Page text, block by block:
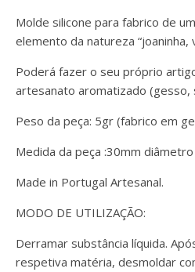
Molde silicone para fabrico de
elemento da natureza “joaninha,
Poderá fazer o seu próprio
artesanato aromatizado (gesso,
Peso da peça: 5gr (fabrico em
Medida da peça :30mm diâmetro
Made in Portugal Artesanal.
MODO DE UTILIZAÇÃO:
Derramar substância líquida.
respetiva matéria, desmoldar